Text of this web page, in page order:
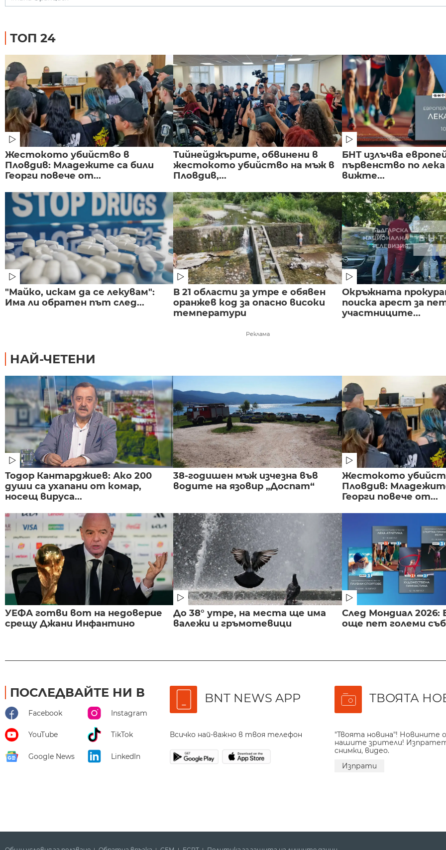
ТОП 24
Жестокото убийство в
Пловдив: Младежите са били
Георги повече от...
Тийнейджърите, обвинени в
жестокото убийство на мъж в
Пловдив,...
БНТ излъчва
първенство по
вижте...
"Майко, искам да се лекувам":
Има ли обратен път след...
В 21 области за утре е обявен
оранжев код за опасно високи
температури
Окръжната
поиска арест за
участниците...
Реклама
НАЙ-ЧЕТЕНИ
Тодор Кантарджиев: Ако 200
души са ухапани от комар,
носещ вируса...
38-годишен мъж изчезна във
водите на язовир „Доспат“
Жестокото
Пловдив:
Георги повече от...
УЕФА готви вот на недоверие
срещу Джани Инфантино
До 38° утре, на места ще има
валежи и гръмотевици
След Мондиал 2026:
още пет големи
ПОСЛЕДВАЙТЕ НИ В
Facebook Instagram
YouTube TikTok
Google News LinkedIn
BNT NEWS APP
Всичко най-важно в твоя телефон
ТВОЯТА
"Твоята новина"! Новините
нашите зрители!
снимки, видео.
Изпрати